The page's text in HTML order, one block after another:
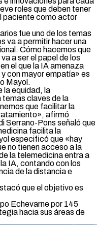
roles que deben tener
paciente como actor
fue uno de los temas
va a permitir hacer una
Cómo hacemos que
a ser el papel de los
el que la IA amenaza
con mayor empatía» es
Mayol.
la equidad, la
temas claves de la
que facilitar la
afirmó
Serrano-Pons señaló que
facilita la
especificó que «hay
no tienen acceso a la
la telemedicina entra a
IA, contando con los
de la distancia e
que el objetivo es
Echevarne por 145
hacia sus áreas de